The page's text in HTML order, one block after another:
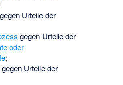
gegen Urteile der
gegen Urteile der
oder
;
gegen Urteile der